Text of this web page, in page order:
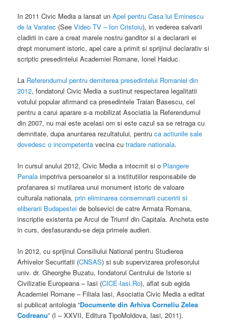
In 2011 Civic Media a lansat unApel pentru Casa lui Eminescu
de la Varatec (SeeVideo TV – Ion Cristoiu), in vederea salvarii
cladirii in care a creat marele nostru ganditor si a declararii ei
drept monument istoric, apel care a primit si sprijinul declarativ si
scriptic presedintelui Academiei Romane, Ionel Haiduc.
La Referendumul pentru demiterea presedintelui Romaniei din
2012, fondatorul Civic Media a sustinut respectarea legalitatii
votului popular afirmand ca presedintele Traian Basescu, cel
pentru a carui aparare s-a mobilizat Asociatia la Referendumul
din 2007, nu mai este acelasi om si este cazul sa se retraga cu
demnitate, dupa anuntarea rezultatului, pentruca actiunile sale
dovedesc o incompetentavecina cutradare nationala.
In cursul anului 2012, Civic Media a intocmit si o Plangere
Penalaimpotriva persoanelor si a institutiilor responsabile de
profanarea si mutilarea unui monument istoric de valoare
culturala nationala,prin eliminarea consemnarii cuceririi si
eliberarii Budapesteide bolsevici de catre Armata Romana,
inscriptie existenta pe Arcul de Triumf din Capitala. Ancheta este
in curs, desfasurandu-se deja primele audieri.
In 2012, cu sprijinul Consiliului National pentru Studierea
Arhivelor Securitatii (CNSAS) si sub supervizarea profesorului
univ. dr. Gheorghe Buzatu, fondatorul Centrului de Istorie si
Civilizatie Europeana – Iasi (CICE-Iasi.Ro), aflat sub egida
Academiei Romane – Filiala Iasi, Asociatia Civic Media a editat
si publicat antologia “Documente din Arhiva Corneliu Zelea
Codreanu” (I – XXVII, Editura TipoMoldova, Iasi, 2011).